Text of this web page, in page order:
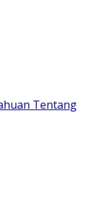
Tentang